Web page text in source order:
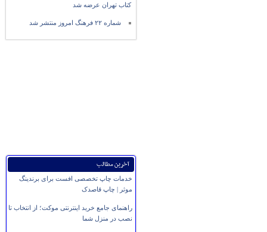
کتاب تهران عرضه شد
شماره ۲۲ فرهنگ امروز منتشر شد
آخرین مطالب
خدمات چاپ تخصصی افست برای برندینگ
موثر | چاپ قاصدک
راهنمای جامع خرید اینترنتی موکت؛ از انتخاب تا
نصب در منزل شما